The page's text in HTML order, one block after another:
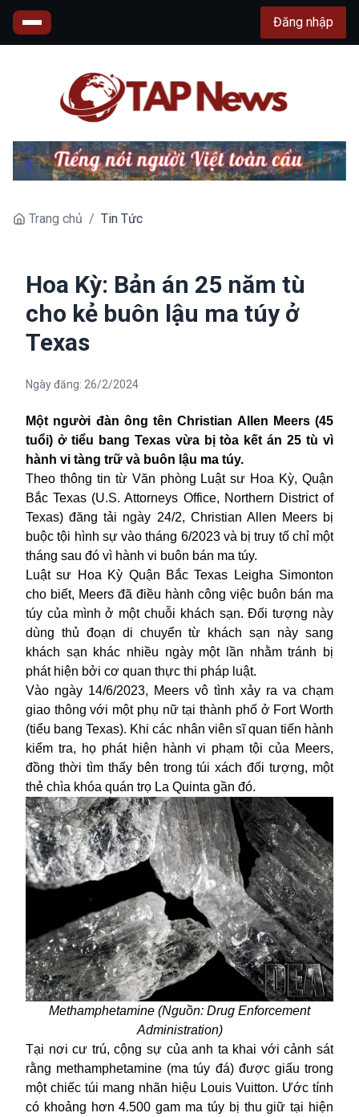
Đăng nhập
Trang chủ / Tin Tức
Hoa Kỳ: Bản án 25 năm tù
cho kẻ buôn lậu ma túy ở
Texas
Ngày đăng: 26/2/2024
Một người đàn ông tên Christian Allen Meers (45
tuổi) ở tiểu bang Texas vừa bị tòa kết án 25 tù vì
hành vi tàng trữ và buôn lậu ma túy.
Theo thông tin từ Văn phòng Luật sư Hoa Kỳ, Quận
BắcTexas (U.S. Attorneys Office, Northern District of
Texas) đăng tải ngày 24/2, Christian Allen Meers bị
buộc tội hình sự vào tháng 6/2023 và bị truy tố chỉ một
tháng sau đó vì hành vi buôn bán ma túy.
Luật sư Hoa Kỳ Quận Bắc Texas Leigha Simonton
cho biết, Meers đã điều hành công việc buôn bán ma
túy của mình ở một chuỗi khách sạn. Đối tượng này
dùng thủ đoạn di chuyển từ khách sạn này sang
khách sạn khác nhiều ngày một lần nhằm tránh bị
phát hiện bởi cơ quan thực thi pháp luật.
Vào ngày 14/6/2023, Meers vô tình xảy ra va chạm
giao thông với một phụ nữ tại thành phố ở Fort Worth
(tiểu bang Texas). Khi các nhân viên sĩ quan tiến hành
kiểm tra, họ phát hiện hành vi phạm tội của Meers,
đồng thời tìm thấy bên trong túi xách đối tượng, một
thẻ chìa khóa quán trọ La Quinta gần đó.
Methamphetamine (Nguồn: Drug Enforcement
Administration)
Tại nơi cư trú, cộng sự của anh ta khai với cảnh sát
rằng methamphetamine (ma túy đá) được giấu trong
một chiếc túi mang nhãn hiệu Louis Vuitton. Ước tính
có khoảng hơn 4.500 gam ma túy bị thu giữ tại hiện